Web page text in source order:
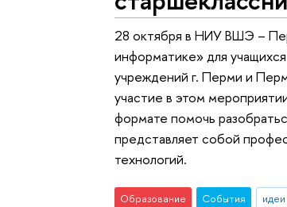
28 октября в НИУ ВШЭ –
информатике» для
учреждений г. Перми и
участие в этом
формате помочь
представляет собой
технологий.
Образование События